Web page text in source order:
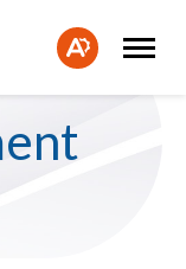
Ouvrir
la
la
site